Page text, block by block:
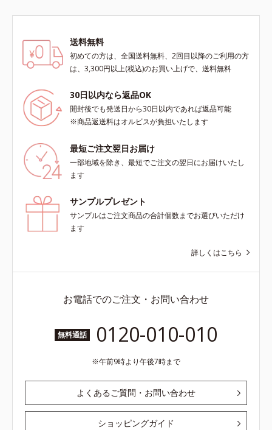
送料無料
初めての方は、全国送料無料、2回目以降のご利用の方
は、3,300円以上(税込)のお買い上げで、送料無料
30日以内なら返品OK
開封後でも発送日から30日以内であれば返品可能
※商品返送料はオルビスが負担いたします
最短ご注文翌日お届け
一部地域を除き、最短でご注文の翌日にお届けいたし
ます
サンプルプレゼント
サンプルはご注文商品の合計個数までお選びいただけ
ます
詳しくはこちら
お電話でのご注文・お問い合わせ
無料通話 0120-010-010
午前9時より午後7時まで
よくあるご質問・お問い合わせ
ショッピングガイド